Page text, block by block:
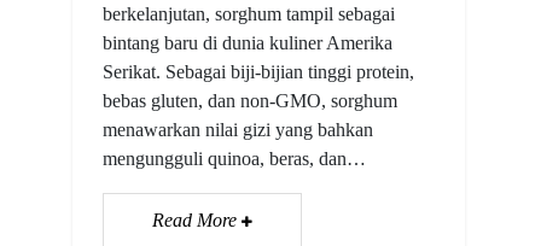
berkelanjutan, sorghum tampil sebagai
bintang baru di dunia kuliner Amerika
Serikat. Sebagai biji-bijian tinggi protein,
bebas gluten, dan non-GMO, sorghum
menawarkan nilai gizi yang bahkan
mengungguli quinoa, beras, dan…
Read More